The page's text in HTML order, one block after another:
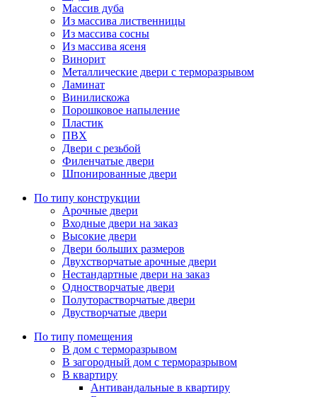
Массив дуба
Из массива лиственницы
Из массива сосны
Из массива ясеня
Винорит
Металлические двери с терморазрывом
Ламинат
Винилискожа
Порошковое напыление
Пластик
ПВХ
Двери с резьбой
Филенчатые двери
Шпонированные двери
По типу конструкции
Арочные двери
Входные двери на заказ
Высокие двери
Двери больших размеров
Двухстворчатые арочные двери
Нестандартные двери на заказ
Одностворчатые двери
Полуторастворчатые двери
Двустворчатые двери
По типу помещения
В дом с терморазрывом
В загородный дом с терморазрывом
В квартиру
Антивандальные в квартиру